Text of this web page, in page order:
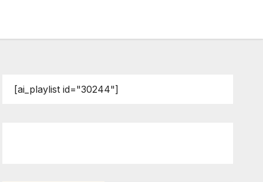
[ai_playlist id="30244"]